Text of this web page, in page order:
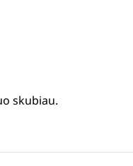
skubiau.